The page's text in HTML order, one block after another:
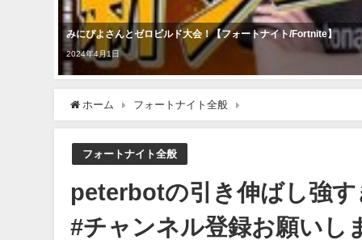
みにぴよさんとゼロビルド大会！【フォートナイト/Fortnite】
2024年4月1日
ホーム フォートナイト全般
フォートナイト全般
peterbotの引き伸ばし強
#チャンネル登録お願い